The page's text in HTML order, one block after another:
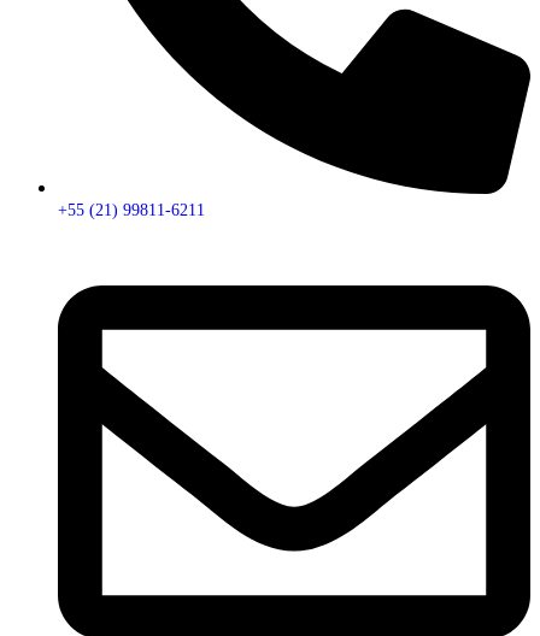
+55 (21) 99811-6211